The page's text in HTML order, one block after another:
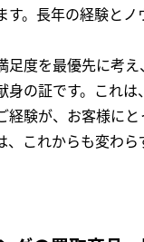
す。長年の経験と
足度を最優先に考
の証です。これ
経験が、お客様に
これからも変わら